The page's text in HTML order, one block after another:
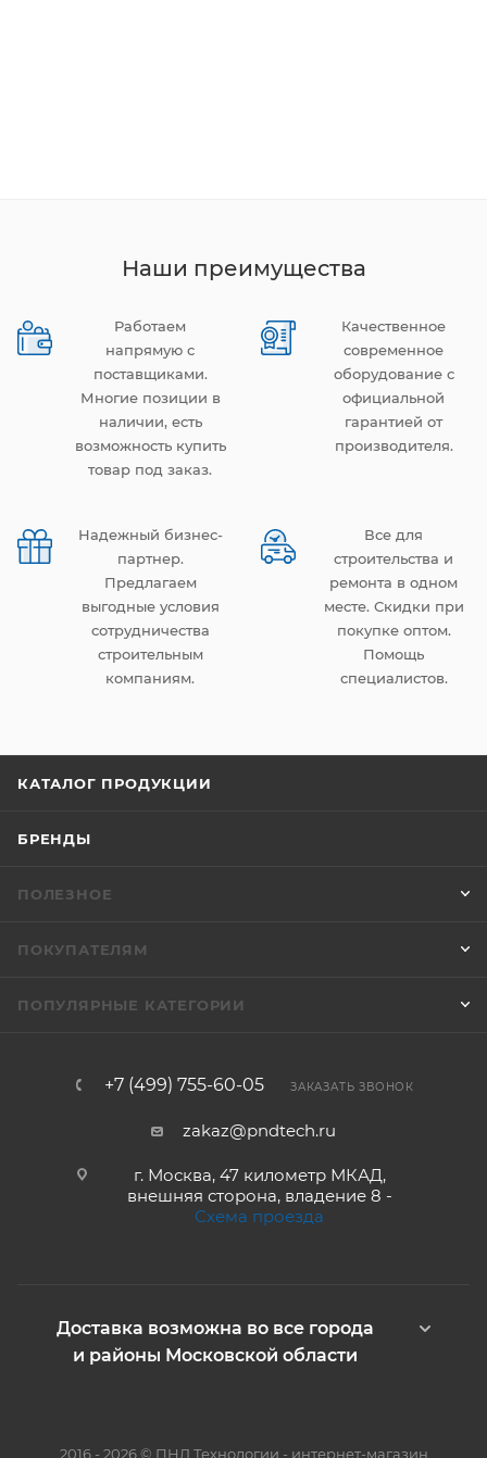
Наши преимущества
Работаем
напрямую с
поставщиками.
Многие позиции в
наличии, есть
возможность купить
товар под заказ.
Качественное
современное
оборудование с
официальной
гарантией от
производителя.
Надежный бизнес-
партнер.
Предлагаем
выгодные условия
сотрудничества
строительным
компаниям.
Все для
строительства и
ремонта в одном
месте. Скидки при
покупке оптом.
Помощь
специалистов.
КАТАЛОГ ПРОДУКЦИИ
БРЕНДЫ
ПОЛЕЗНОЕ
ПОКУПАТЕЛЯМ
ПОПУЛЯРНЫЕ КАТЕГОРИИ
+7 (499) 755-60-05 ЗАКАЗАТЬ ЗВОНОК
zakaz@pndtech.ru
г. Москва, 47 километр МКАД,
внешняя сторона, владение 8 -
Схема проезда
Доставка возможна во все города
и районы Московской области
2016 - 2026 © ПНД Технологии - интернет-магазин